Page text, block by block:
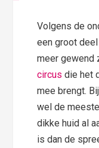
Volgens de
een groot
meer gewend
circus die het
mee brengt.
wel de
dikke huid al
is dan de